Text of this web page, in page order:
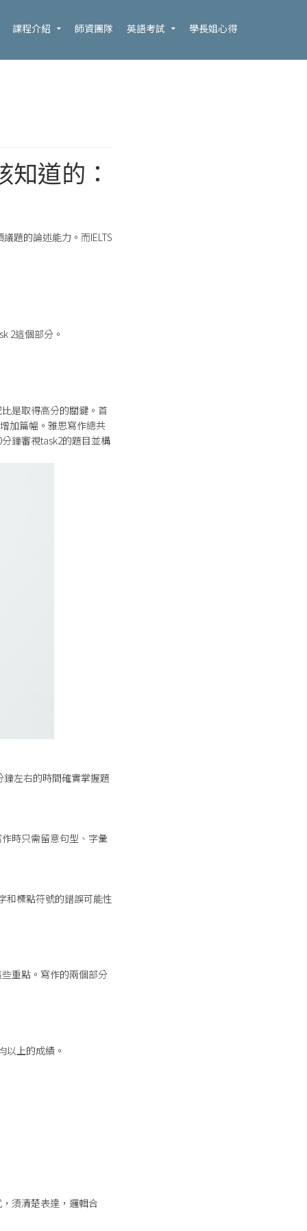
課程介紹 師資團隊 英語考試 學長姐心得
道的：
題的論述能力。而IELTS
2這個部分。
是取得高分的關鍵。首
加篇幅。雅思寫作總共
鐘審視task2的題目並構
鐘左右的時間確實掌握題
時只需留意句型、字彙
和標點符號的錯誤可能性
重點。寫作的兩個部分
以上的成績。
須清楚表達，邏輯合